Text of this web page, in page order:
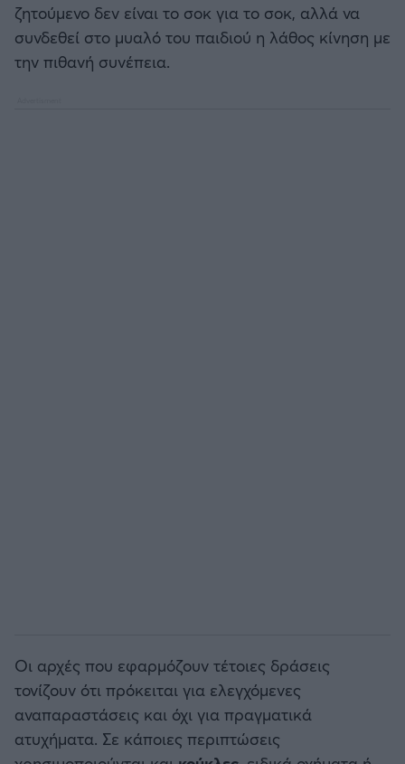
ζητούμενο δεν είναι το σοκ για το σοκ, αλλά να
συνδεθεί στο μυαλό του παιδιού η λάθος κίνηση με
την πιθανή συνέπεια.
Οι αρχές που εφαρμόζουν τέτοιες δράσεις
τονίζουν ότι πρόκειται για ελεγχόμενες
αναπαραστάσεις και όχι για πραγματικά
ατυχήματα. Σε κάποιες περιπτώσεις